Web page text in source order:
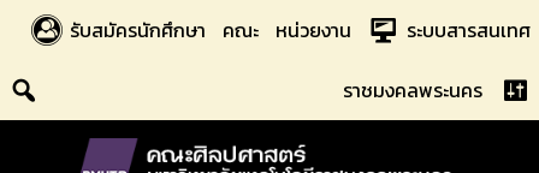
content
รับสมัครนักศึกษา คณะ หน่วยงาน ระบบสารสนเทศ
ราชมงคลพระนคร